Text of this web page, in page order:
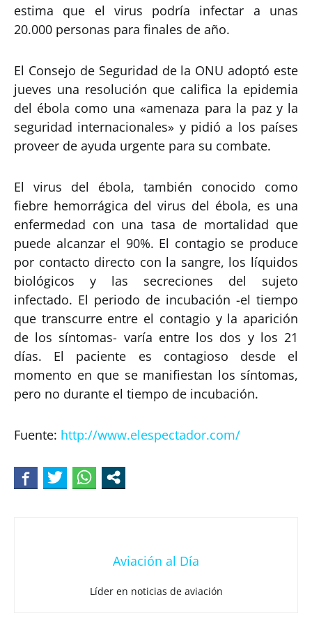
estima que el virus podría infectar a unas
20.000 personas para finales de año.
El Consejo de Seguridad de la ONU adoptó este
jueves una resolución que califica la epidemia
del ébola como una «amenaza para la paz y la
seguridad internacionales» y pidió a los países
proveer de ayuda urgente para su combate.
El virus del ébola, también conocido como
fiebre hemorrágica del virus del ébola, es una
enfermedad con una tasa de mortalidad que
puede alcanzar el 90%. El contagio se produce
por contacto directo con la sangre, los líquidos
biológicos y las secreciones del sujeto
infectado. El periodo de incubación -el tiempo
que transcurre entre el contagio y la aparición
de los síntomas- varía entre los dos y los 21
días. El paciente es contagioso desde el
momento en que se manifiestan los síntomas,
pero no durante el tiempo de incubación.
Fuente: http://www.elespectador.com/
Aviación al Día
Líder en noticias de aviación